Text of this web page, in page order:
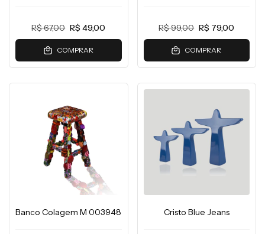
R$ 67,00 R$ 49,00
COMPRAR
R$ 99,00 R$ 79,00
COMPRAR
Banco Colagem M 003948 Cristo Blue Jeans